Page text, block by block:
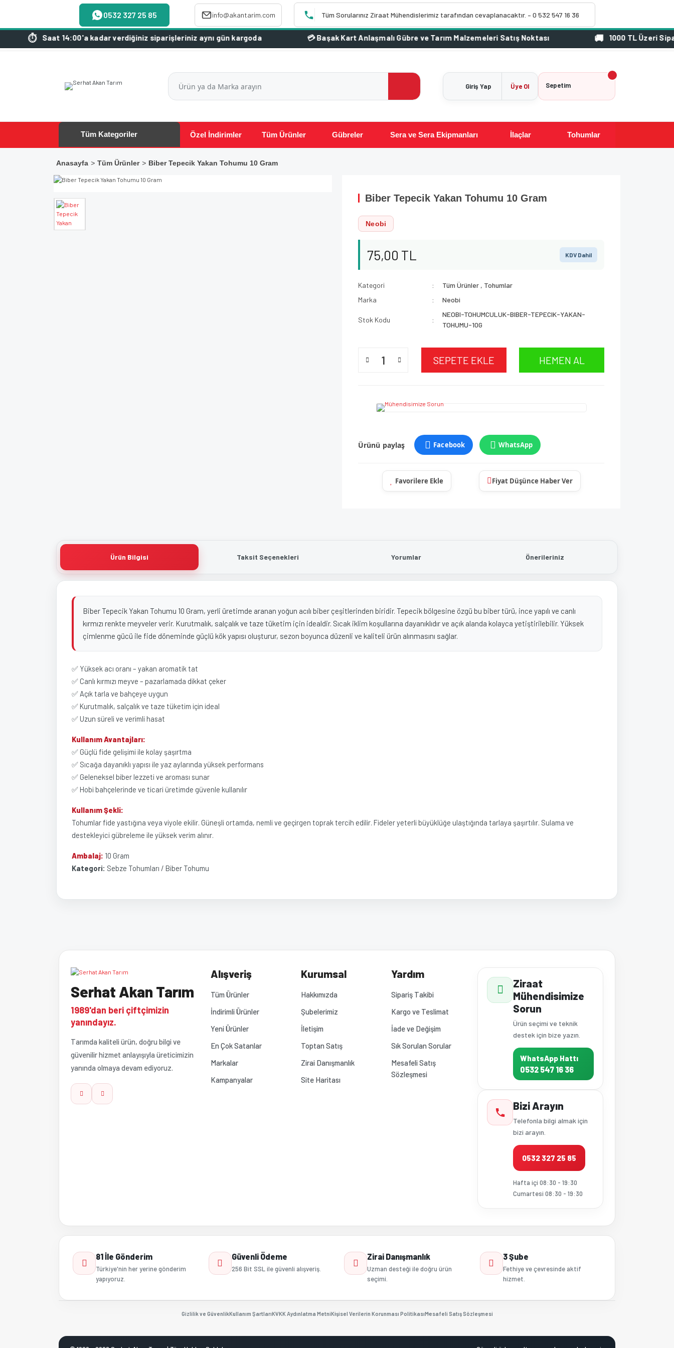
0532 327 25 85 info@akantarim.com Tüm Sorularınız Ziraat Mühendislerimiz tarafından cevaplanacaktır. – 0 532 547 16 36
Saat 14:00'a kadar verdiğiniz siparişleriniz aynı gün kargoda 1000 TL Üzeri
Giriş Yap Üye Ol Sepetim
Tüm Kategoriler Özel İndirimler Tüm Ürünler Gübreler Sera ve Sera Ekipmanları İlaçlar Tohumlar
Anasayfa Tüm Ürünler Biber Tepecik Yakan Tohumu 10 Gram
Biber Tepecik Yakan Tohumu 10 Gram
Neobi
75,00 TL KDV Dahil
Kategori Tüm Ürünler , Tohumlar
Marka
Neobi
Stok Kodu
NEOBI-TOHUMCULUK-BIBER-TEPECIK-YAKAN-
TOHUMU-10G
SEPETE EKLE HEMEN AL
Ürünü paylaş Facebook WhatsApp
Fiyat Düşünce Haber Ver
Ürün Bilgisi Taksit Seçenekleri Yorumlar Önerileriniz
Biber Tepecik Yakan Tohumu 10 Gram, yerli üretimde aranan yoğun acılı biber çeşitlerinden biridir. Tepecik bölgesine özgü bu biber türü, ince yapılı ve canlı
kırmızı renkte meyveler verir. Kurutmalık, salçalık ve taze tüketim için idealdir. Sıcak iklim koşullarına dayanıklıdır ve açık alanda kolayca yetiştirilebilir. Yüksek
çimlenme gücü ile fide döneminde güçlü kök yapısı oluşturur, sezon boyunca düzenli ve kaliteli ürün alınmasını sağlar.
✅ Yüksek acı oranı – yakan aromatik tat
✅ Canlı kırmızı meyve – pazarlamada dikkat çeker
✅ Açık tarla ve bahçeye uygun
✅ Kurutmalık, salçalık ve taze tüketim için ideal
✅ Uzun süreli ve verimli hasat
Kullanım Avantajları:
✅ Güçlü fide gelişimi ile kolay şaşırtma
✅ Sıcağa dayanıklı yapısı ile yaz aylarında yüksek performans
✅ Geleneksel biber lezzeti ve aroması sunar
✅ Hobi bahçelerinde ve ticari üretimde güvenle kullanılır
Kullanım Şekli:
Tohumlar fide yastığına veya viyole ekilir. Güneşli ortamda, nemli ve geçirgen toprak tercih edilir. Fideler yeterli büyüklüğe ulaştığında tarlaya şaşırtılır. Sulama ve
destekleyici gübreleme ile yüksek verim alınır.
Ambalaj: 10 Gram
Kategori: Sebze Tohumları / Biber Tohumu
Ürün açıklamasında eksik bilgiler bulunuyor.
Ürün bilgilerinde hatalar bulunuyor.
Ürün fiyatı diğer sitelerden daha pahalı.
Bu ürüne benzer farklı alternatifler olmalı.
Serhat Akan Tarım
1989'dan beri çiftçimizin
yanındayız.
Tarımda kaliteli ürün, doğru bilgi ve
güvenilir hizmet anlayışıyla üreticimizin
yanında olmaya devam ediyoruz.
Alışveriş
Tüm Ürünler
İndirimli Ürünler
Yeni Ürünler
En Çok Satanlar
Markalar
Kampanyalar
Kurumsal
Hakkımızda
Şubelerimiz
İletişim
Toptan Satış
Zirai Danışmanlık
Site Haritası
Yardım
Sipariş Takibi
Kargo ve Teslimat
İade ve Değişim
Sık Sorulan Sorular
Mesafeli Satış
Sözleşmesi
Ziraat
Mühendisimize
Sorun
Ürün seçimi ve teknik
destek için bize yazın.
WhatsApp Hattı
0532 547 16 36
Bizi Arayın
Telefonla bilgi almak için
bizi arayın.
0532 327 25 85
Hafta içi 08:30 - 19:30
Cumartesi 08:30 - 19:30
81 İle Gönderim
Türkiye'nin her yerine gönderim
yapıyoruz.
Güvenli Ödeme
256 Bit SSL ile güvenli alışveriş.
Zirai Danışmanlık
Uzman desteği ile doğru ürün
seçimi.
3 Şube
Fethiye ve çevresinde aktif
hizmet.
Gizlilik ve GüvenlikKullanım ŞartlarıKVKK Aydınlatma MetniKişisel Verilerin Korunması PolitikasıMesafeli Satış Sözleşmesi